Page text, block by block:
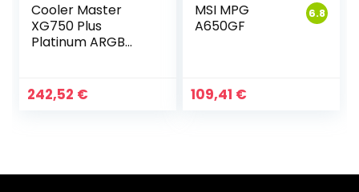
Cooler Master
XG750 Plus
Platinum ARGB
242,52 €
6.8
MSI MPG
A650GF
109,41 €